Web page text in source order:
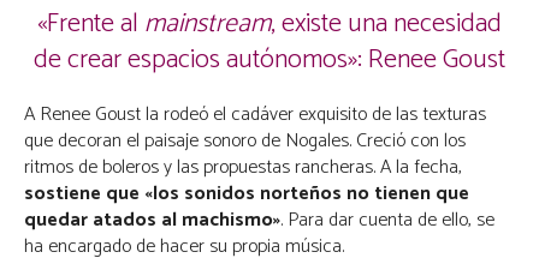
«Frente almainstream, existe una necesidad
de crear espacios autónomos»: Renee Goust
A Renee Goust la rodeó el cadáver exquisito de las texturas
que decoran el paisaje sonoro de Nogales. Creció con los
ritmos de boleros y las propuestas rancheras. A la fecha,
sostiene que «los sonidos norteños no tienen que
quedar atados al machismo». Para dar cuenta de ello, se
ha encargado de hacer su propia música.